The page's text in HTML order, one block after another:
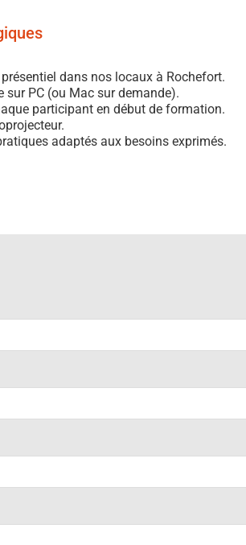
dans nos locaux à Rochefort.
PC (ou Mac sur demande).
participant en début de formation.
adaptés aux besoins exprimés.